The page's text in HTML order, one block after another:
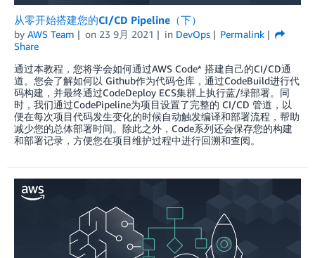
从零开始搭建您的CI/CD Pipeline（下）
by AWS Team on 23 9月 2021 in DevOps
Permalink
Share
通过本教程，您将学会如何通过AWS Code* 搭建自己的CI/CD通
道。您会了解如何以 Github作为代码仓库，通过CodeBuild进行代
码构建，并最终通过CodeDeploy ECS集群上执行蓝/绿部署。同
时，我们通过CodePipeline为项目设置了完整的 CI/CD 管道，以
便在每次项目代码发生变化的时候自动触发编译和部署流程，帮助
减少您的总体部署时间。除此之外，Code系列还会保存您的构建
和部署记录，方便您在项目维护过程中进行回溯和查阅。